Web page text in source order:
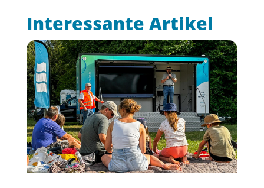
Interessante Artikel